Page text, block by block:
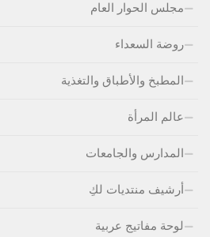
مجلس الحوار العام
روضة السعداء
المطبخ والأطباق والتغذية
عالم المرأة
المدارس والجامعات
أرشيف منتديات لكِ
لوحة مفاتيج عربية